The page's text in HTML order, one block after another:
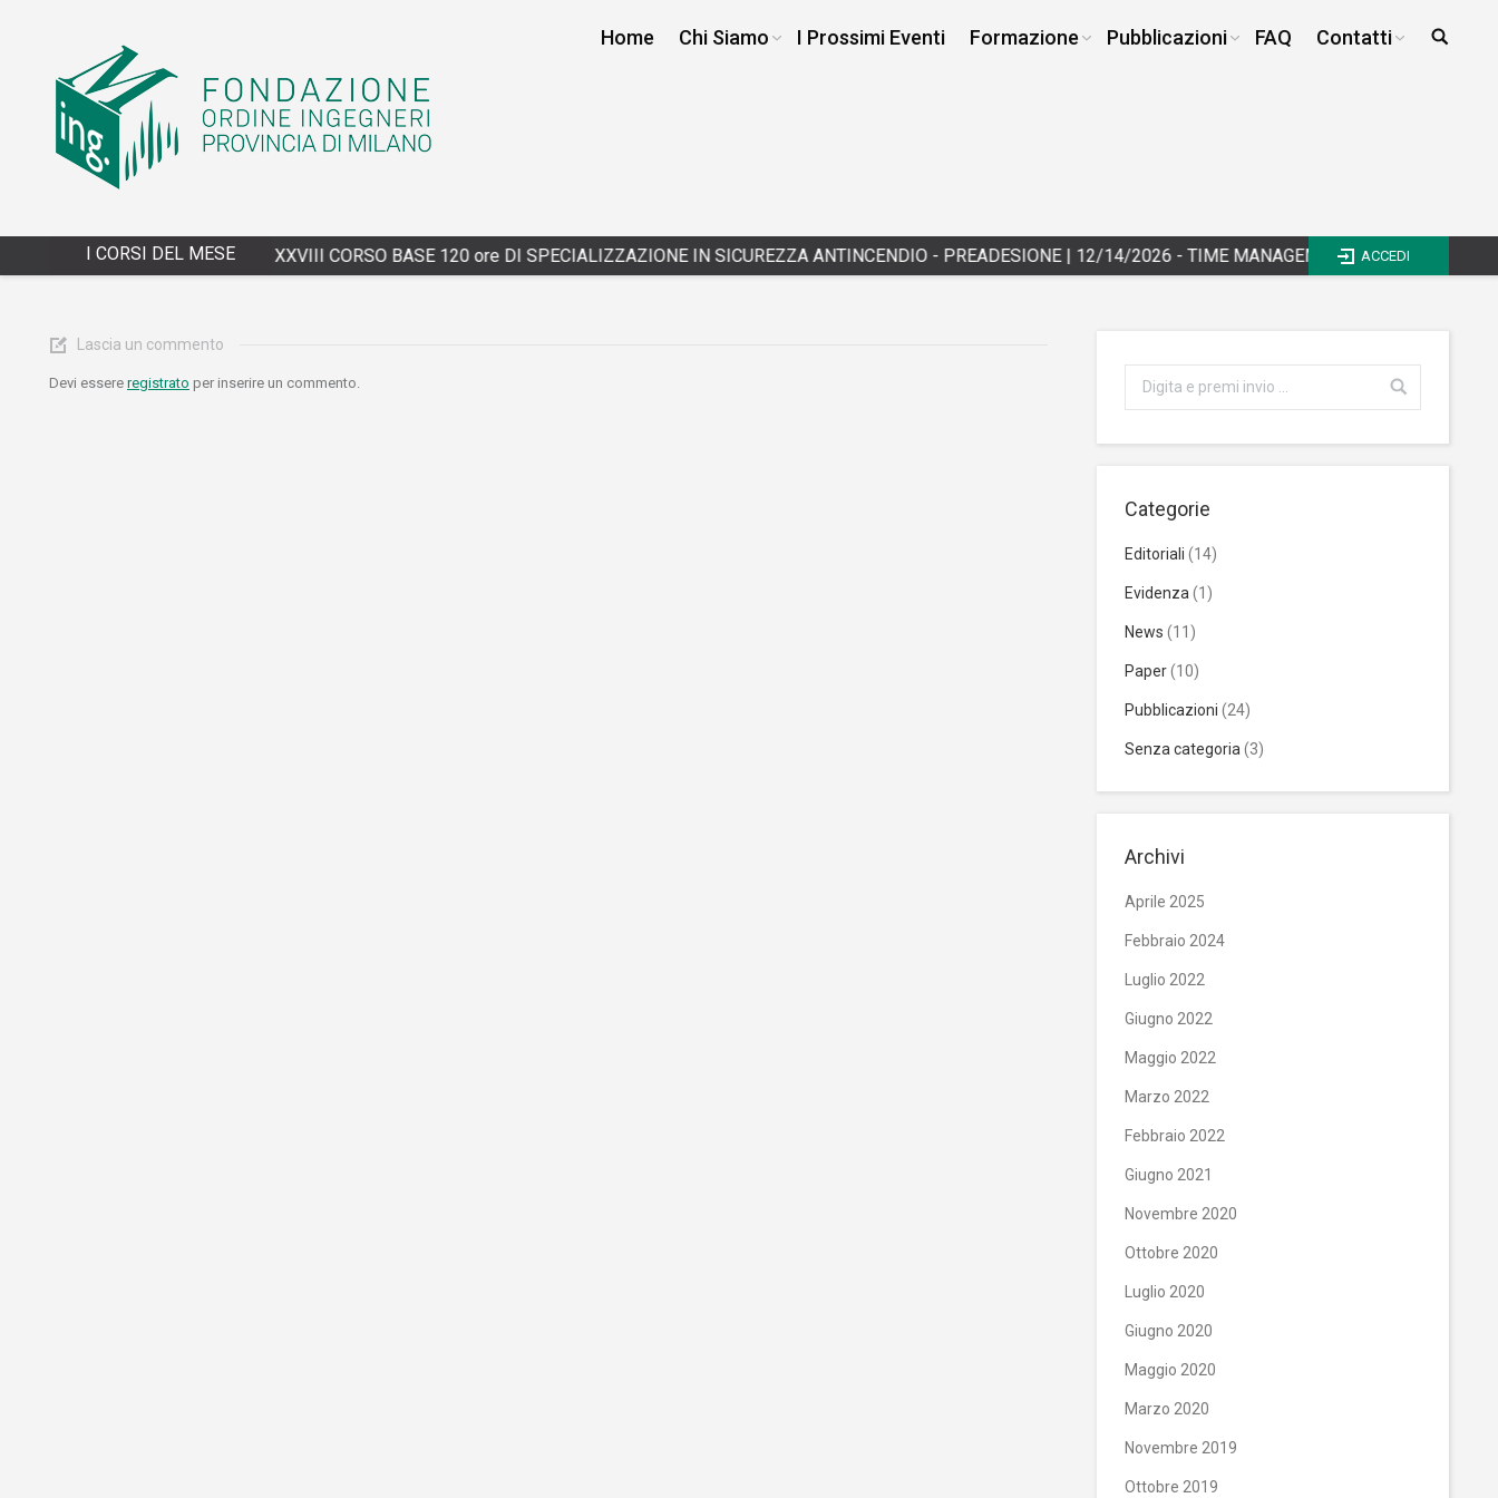
Home Chi Siamo I Prossimi Eventi Formazione Pubblicazioni FAQ Contatti
I CORSI DEL MESE
4/13/2027 - XXVIII CORSO BASE 120 ore DI SPECIALIZZAZIONE IN SICUREZZA ANTINCENDIO - PREADESIONE|12/14/2026 - TIME MANAGEMENT E WORK LIFE
ACCEDI
Lascia un commento
Devi essere registrato per inserire un commento.
Categorie
Editoriali (14)
Evidenza (1)
News (11)
Paper(10)
Pubblicazioni (24)
Senza categoria (3)
Archivi
Aprile 2025
Febbraio 2024
Luglio 2022
Giugno 2022
Maggio 2022
Marzo 2022
Febbraio 2022
Giugno 2021
Novembre 2020
Ottobre 2020
Luglio 2020
Giugno 2020
Maggio 2020
Marzo 2020
Novembre 2019
Ottobre 2019